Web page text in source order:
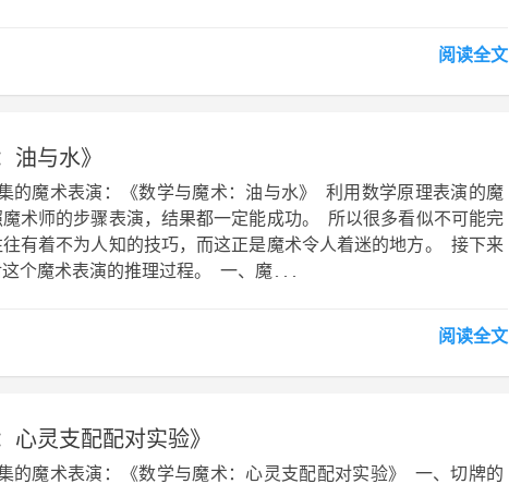
阅读全文
油与水》
的魔术表演：《数学与魔术：油与水》 利用数学原理表演的魔
术师的步骤表演，结果都一定能成功。 所以很多看似不可能完
有着不为人知的技巧，而这正是魔术令人着迷的地方。 接下来
个魔术表演的推理过程。 一、魔...
阅读全文
心灵支配配对实验》
的魔术表演：《数学与魔术：心灵支配配对实验》 一、切牌的